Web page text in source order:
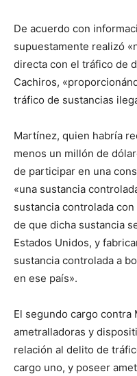
De acuerdo con
supuestamente realizó
directa con el tráfico de
Cachiros,
tráfico de sustancias
Martínez, quien habría
menos un millón de
de participar en una
«una sustancia
sustancia controlada
de que dicha sustancia
Estados Unidos, y
sustancia controlada a
en ese país».
El segundo cargo
ametralladoras y
relación al delito de
cargo uno, y poseer